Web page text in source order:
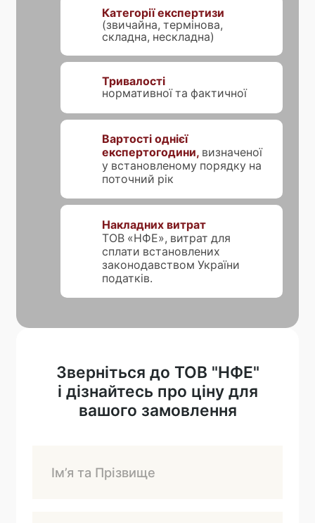
Категорії експертизи
(звичайна, термінова,
складна, нескладна)
Тривалості
нормативної та фактичної
Вартості однієї
експертогодини, визначеної
у встановленому порядку на
поточний рік
Накладних витрат
ТОВ «НФЕ», витрат для
сплати встановлених
законодавством України
податків.
Зверніться до ТОВ "НФЕ"
і дізнайтесь про ціну для
вашого замовлення